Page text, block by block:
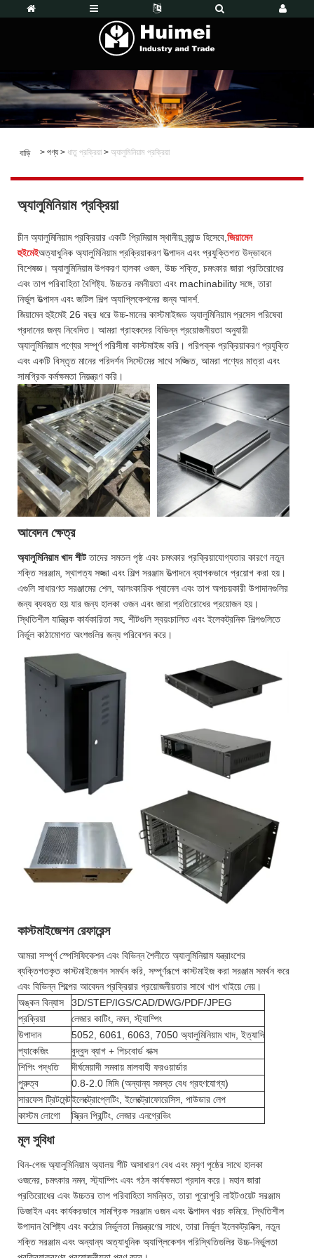
বাড়ি > পণ্য> ধাতু প্রক্রিয়া > অ্যালুমিনিয়াম প্রক্রিয়া
অ্যালুমিনিয়াম প্রক্রিয়া
চীন অ্যালুমিনিয়াম প্রক্রিয়ার একটি প্রিমিয়াম স্থানীয় ব্র্যান্ড হিসেবে, জিয়ামেন
হুইমেইঅত্যাধুনিক অ্যালুমিনিয়াম প্রক্রিয়াকরণ উত্পাদন এবং প্রযুক্তিগত উদ্ভাবনে
বিশেষজ্ঞ। অ্যালুমিনিয়াম উপকরণ হালকা ওজন, উচ্চ শক্তি, চমৎকার জারা প্রতিরোধের
এবং তাপ পরিবাহিতা বৈশিষ্ট্য. উচ্চতর নমনীয়তা এবং machinability সঙ্গে, তারা
নির্ভুল উত্পাদন এবং জটিল শিল্প অ্যাপ্লিকেশনের জন্য আদর্শ.
জিয়ামেন হুইমেই 26 বছর ধরে উচ্চ-মানের কাস্টমাইজড অ্যালুমিনিয়াম প্রসেস পরিষেবা
প্রদানের জন্য নিবেদিত। আমরা গ্রাহকদের বিভিন্ন প্রয়োজনীয়তা অনুযায়ী
অ্যালুমিনিয়াম পণ্যের সম্পূর্ণ পরিসীমা কাস্টমাইজ করি। পরিপক্ক প্রক্রিয়াকরণ প্রযুক্তি
এবং একটি বিস্তৃত মানের পরিদর্শন সিস্টেমের সাথে সজ্জিত, আমরা পণ্যের মাত্রা এবং
সামগ্রিক কর্মক্ষমতা নিয়ন্ত্রণ করি।
আবেদন ক্ষেত্র
অ্যালুমিনিয়াম খাদ শীটতাদের সমতল পৃষ্ঠ এবং চমৎকার প্রক্রিয়াযোগ্যতার কারণে নতুন
শক্তি সরঞ্জাম, স্থাপত্য সজ্জা এবং শিল্প সরঞ্জাম উত্পাদনে ব্যাপকভাবে প্রয়োগ করা হয়।
এগুলি সাধারণত সরঞ্জামের শেল, আলংকারিক প্যানেল এবং তাপ অপচয়কারী উপাদানগুলির
জন্য ব্যবহৃত হয় যার জন্য হালকা ওজন এবং জারা প্রতিরোধের প্রয়োজন হয়।
স্থিতিশীল যান্ত্রিক কার্যকারিতা সহ, শীটগুলি স্বয়ংচালিত এবং ইলেকট্রনিক শিল্পগুলিতে
নির্ভুল কাঠামোগত অংশগুলির জন্য পরিবেশন করে।
কাস্টমাইজেশন রেফারেন্স
আমরা সম্পূর্ণ স্পেসিফিকেশন এবং বিভিন্ন শৈলীতে অ্যালুমিনিয়াম যন্ত্রাংশের
ব্যক্তিগতকৃত কাস্টমাইজেশন সমর্থন করি, সম্পূর্ণরূপে কাস্টমাইজ করা সরঞ্জাম সমর্থন করে
এবং বিভিন্ন শিল্পের আবেদন প্রক্রিয়ার প্রয়োজনীয়তার সাথে খাপ খাইয়ে নেয়।
অঙ্কন বিন্যাস
3D/STEP/IGS/CAD/DWG/PDF/JPEG
প্রক্রিয়া
লেজার কাটিং, নমন, স্ট্যাম্পিং
উপাদান
5052, 6061, 6063, 7050 অ্যালুমিনিয়াম খাদ, ইত্যাদি
প্যাকেজিং
বুদ্বুদ ব্যাগ + পিচবোর্ড বাক্স
শিপিং পদ্ধতি
দীর্ঘমেয়াদী সমবায় মালবাহী ফরওয়ার্ডার
পুরুত্ব
0.8-2.0 মিমি (অন্যান্য সমস্ত বেধ গ্রহণযোগ্য)
সারফেস ট্রিটমেন্টইলেক্ট্রোপ্লেটিং, ইলেক্ট্রোফোরেসিস, পাউডার লেপ
কাস্টম লোগো
স্ক্রিন প্রিন্টিং, লেজার এনগ্রেভিং
মূল সুবিধা
থিন-গেজ অ্যালুমিনিয়াম অ্যালয় শীট অসাধারণ বেধ এবং মসৃণ পৃষ্ঠের সাথে হালকা
ওজনের, চমৎকার নমন, স্ট্যাম্পিং এবং গঠন কার্যক্ষমতা প্রদান করে। মহান জারা
প্রতিরোধের এবং উচ্চতর তাপ পরিবাহিতা সমন্বিত, তারা পুরোপুরি লাইটওয়েট সরঞ্জাম
ডিজাইন এবং কার্যকরভাবে সামগ্রিক সরঞ্জাম ওজন এবং উত্পাদন খরচ কমিয়ে. স্থিতিশীল
উপাদান বৈশিষ্ট্য এবং কঠোর নির্ভুলতা নিয়ন্ত্রণের সাথে, তারা নির্ভুল ইলেকট্রনিক্স, নতুন
শক্তি সরঞ্জাম এবং অন্যান্য অত্যাধুনিক অ্যাপ্লিকেশন পরিস্থিতিগুলির উচ্চ-নির্ভুলতা